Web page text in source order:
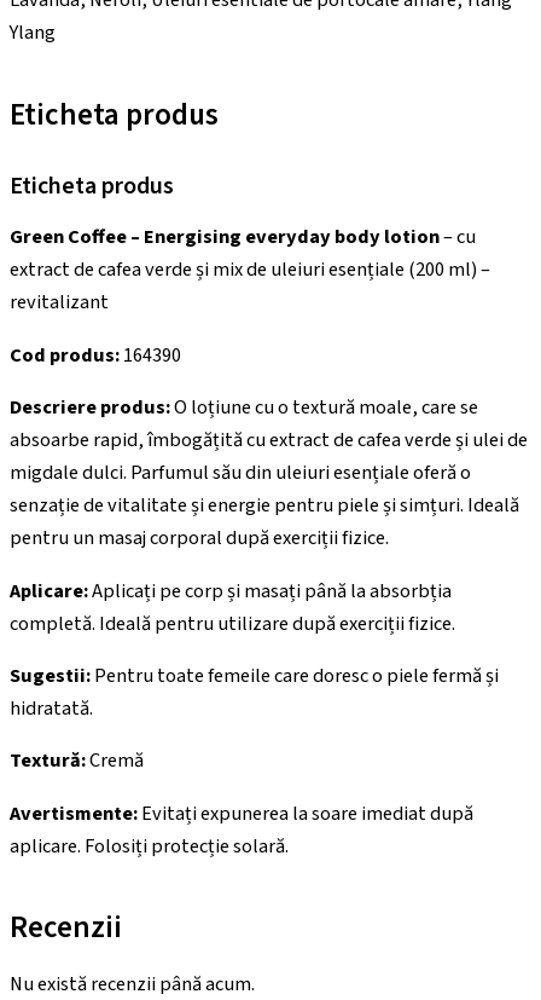
Ylang
Eticheta produs
Eticheta produs
Green Coffee – Energising everyday body lotion– cu
extract de cafea verde și mix de uleiuri esențiale (200 ml) –
revitalizant
Cod produs:164390
Descriere produs:O loțiune cu o textură moale, care se
absoarbe rapid, îmbogățită cu extract de cafea verde și ulei de
migdale dulci. Parfumul său din uleiuri esențiale oferă o
senzație de vitalitate și energie pentru piele și simțuri. Ideală
pentru un masaj corporal după exerciții fizice.
Aplicare:Aplicați pe corp și masați până la absorbția
completă. Ideală pentru utilizare după exerciții fizice.
Sugestii:Pentru toate femeile care doresc o piele fermă și
hidratată.
Textură:Cremă
Avertismente:Evitați expunerea la soare imediat după
aplicare. Folosiți protecție solară.
Recenzii
Nu există recenzii până acum.